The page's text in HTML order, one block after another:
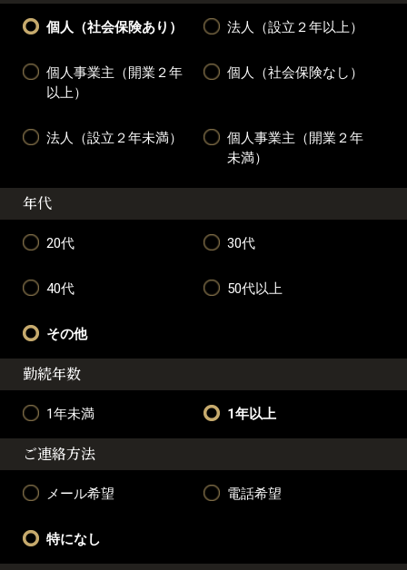
個人（社会保険あり） 法人（設立２年以上）
個人事業主（開業２年
以上）
個人（社会保険なし）
法人（設立２年未満）
個人事業主（開業２年
未満）
年代
20代 30代
40代 50代以上
その他
勤続年数
1年未満 1年以上
ご連絡方法
メール希望 電話希望
特になし